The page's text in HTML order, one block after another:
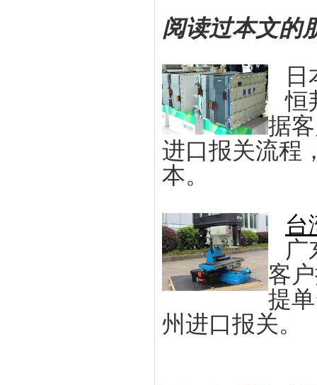
阅读过本文的
恒
据
进口报关流程
本。
台
广
客
提
州进口报关。